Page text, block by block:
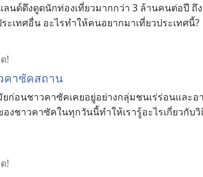
ลนด์ดึงดูดนักท่องเที่ยวมากกว่า 3 ล้านคนต่อปี ถึ
ะเทศอื่น อะไรทำให้คนอยากมาเที่ยวประเทศนี้?
!
คาซัคสถาน
ก่อนชาวคาซัคเคยอยู่อย่างกลุ่มชนเร่ร่อนและอ
งชาวคาซัคในทุกวันนี้ทำให้เรารู้อะไรเกี่ยวกับ
!